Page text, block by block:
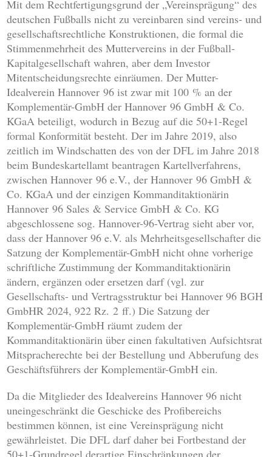
Mit dem Rechtfertigungsgrund der „Vereinsprägung“ des
deutschen Fußballs nicht zu vereinbaren sind vereins- und
gesellschaftsrechtliche Konstruktionen, die formal die
Stimmenmehrheit des Muttervereins in der Fußball-
Kapitalgesellschaft wahren, aber dem Investor
Mitentscheidungsrechte einräumen. Der Mutter-
Idealverein Hannover 96 ist zwar mit 100 % an der
Komplementär-GmbH der Hannover 96 GmbH & Co.
KGaA beteiligt, wodurch in Bezug auf die 50+1-Regel
formal Konformität besteht. Der im Jahre 2019, also
zeitlich im Windschatten des von der DFL im Jahre 2018
beim Bundeskartellamt beantragen Kartellverfahrens,
zwischen Hannover 96 e.V., der Hannover 96 GmbH &
Co. KGaA und der einzigen Kommanditaktionärin
Hannover 96 Sales & Service GmbH & Co. KG
abgeschlossene sog. Hannover-96-Vertrag sieht aber vor,
dass der Hannover 96 e.V. als Mehrheitsgesellschafter die
Satzung der Komplementär-GmbH nicht ohne vorherige
schriftliche Zustimmung der Kommanditaktionärin
ändern, ergänzen oder ersetzen darf (vgl. zur
Gesellschafts- und Vertragsstruktur bei Hannover 96 BGH
GmbHR 2024, 922 Rz. 2 ff.) Die Satzung der
Komplementär-GmbH räumt zudem der
Kommanditaktionärin über einen fakultativen Aufsichtsrat
Mitspracherechte bei der Bestellung und Abberufung des
Geschäftsführers der Komplementär-GmbH ein.
Da die Mitglieder des Idealvereins Hannover 96 nicht
uneingeschränkt die Geschicke des Profibereichs
bestimmen können, ist eine Vereinsprägung nicht
gewährleistet. Die DFL darf daher bei Fortbestand der